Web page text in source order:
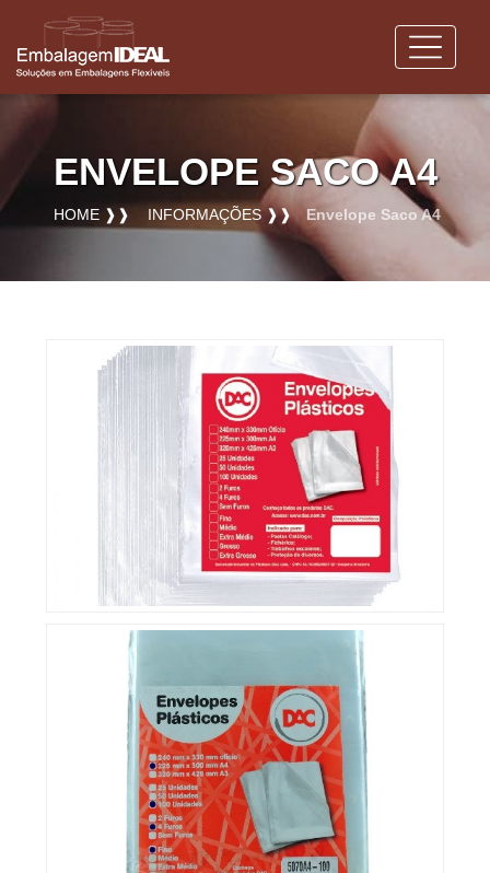
ENVELOPE SACO A4
HOME ❱❱ INFORMAÇÕES ❱❱ Envelope Saco A4